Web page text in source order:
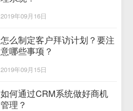
2019年09月16日
怎么制定客户拜访计划？要注
意哪些事项？
2019年09月15日
如何通过CRM系统做好商机
管理？